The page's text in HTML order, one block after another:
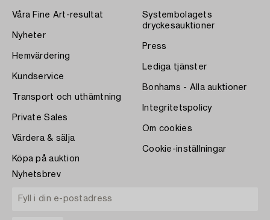
Våra Fine Art-resultat
Nyheter
Hemvärdering
Kundservice
Transport och uthämtning
Private Sales
Värdera & sälja
Köpa på auktion
Systembolagets
dryckesauktioner
Press
Lediga tjänster
Bonhams - Alla auktioner
Integritetspolicy
Om cookies
Cookie-inställningar
Nyhetsbrev